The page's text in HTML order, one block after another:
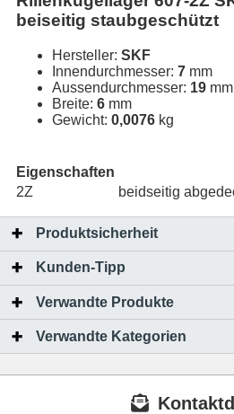
beiseitig staubgeschützt
Hersteller: SKF
Innendurchmesser: 7 mm
Aussendurchmesser: 19 mm
Breite: 6 mm
Gewicht: 0,0076 kg
Eigenschaften
2Z
beidseitig
Produktsicherheit
Kunden-Tipp
Verwandte Produkte
Verwandte Kategorien